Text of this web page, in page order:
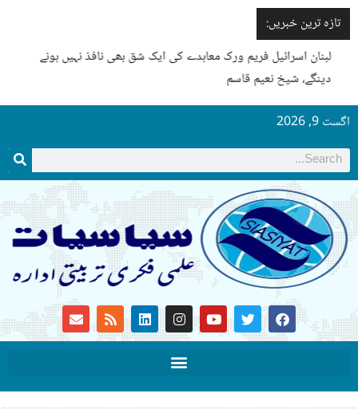
تازہ ترین خبریں:
لبنان اسرائیل فریم ورک معاہدے کی ایک شق بھی نافذ نہیں ہونے
دینگے، شیخ نعیم قاسم
اگست 9, 2026